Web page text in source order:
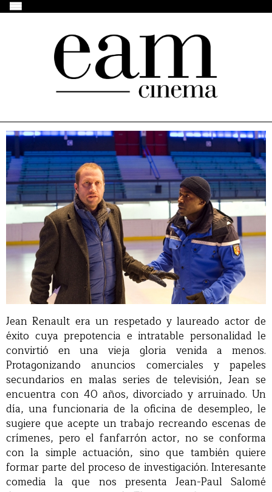
Jean Renault era un respetado y laureado actor de
éxito cuya prepotencia e intratable personalidad le
convirtió en una vieja gloria venida a menos.
Protagonizando anuncios comerciales y papeles
secundarios en malas series de televisión, Jean se
encuentra con 40 años, divorciado y arruinado. Un
día, una funcionaria de la oficina de desempleo, le
sugiere que acepte un trabajo recreando escenas de
crímenes, pero el fanfarrón actor, no se conforma
con la simple actuación, sino que también quiere
formar parte del proceso de investigación. Interesante
comedia la que nos presenta Jean-Paul Salomé